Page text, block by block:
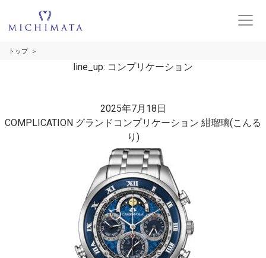
トップ
line_up: コンプリケーション
2025年7月18日
COMPLICATION グランドコンプリケーション 紺瑠璃(こんる
り)